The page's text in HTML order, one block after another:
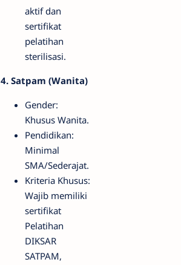
aktif dan
sertifikat
pelatihan
sterilisasi.
4. Satpam (Wanita)
Gender:
Khusus Wanita.
Pendidikan:
Minimal
SMA/Sederajat.
Kriteria Khusus:
Wajib memiliki
sertifikat
Pelatihan
DIKSAR
SATPAM,